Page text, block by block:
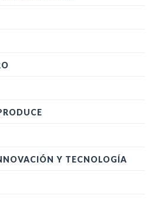
Y TECNOLOGÍA